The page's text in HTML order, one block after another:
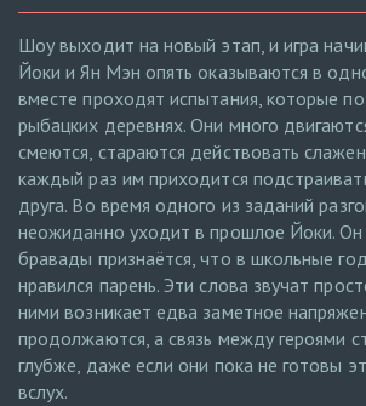
Шоу выходит на новый этап, и игра
Йоки и Ян Мэн опять оказываются в
вместе проходят испытания, которые
рыбацких деревнях. Они много
смеются, стараются действовать
каждый раз им приходится
друга. Во время одного из заданий
неожиданно уходит в прошлое Йоки. Он
бравады признаётся, что в школьные
нравился парень. Эти слова звучат
ними возникает едва заметное
продолжаются, а связь между героями
глубже, даже если они пока не готовы
вслух.